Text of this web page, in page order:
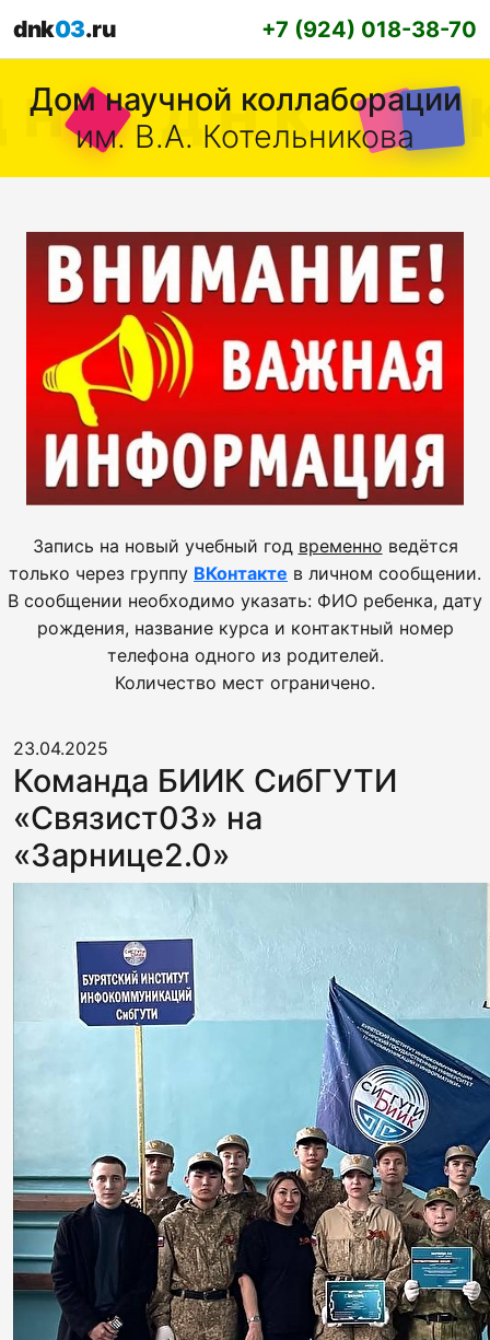
dnk03.ru +7 (924) 018-38-70
Дом научной коллаборации
им. В.А. Котельникова
Запись на новый учебный год временно ведётся
только через группу ВКонтакте в личном сообщении.
В сообщении необходимо указать: ФИО ребенка, дату
рождения, название курса и контактный номер
телефона одного из родителей.
Количество мест ограничено.
23.04.2025
Команда БИИК СибГУТИ
«Связист03» на
«Зарнице2.0»